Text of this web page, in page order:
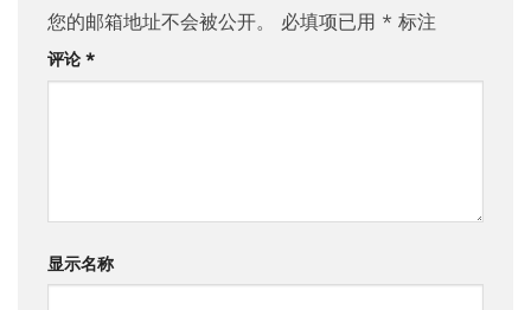
您的邮箱地址不会被公开。 必填项已用 * 标注
评论 *
显示名称